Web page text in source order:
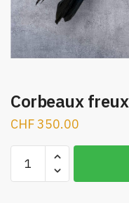
Corbeaux freux
CHF350.00
freux